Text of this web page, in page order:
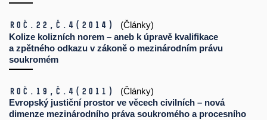
Roč.22, č.4 (2014)
(Články)
Kolize kolizních norem – aneb k úpravě kvalifikace
a zpětného odkazu v zákoně o mezinárodním právu
soukromém
Roč.19, č.4 (2011)
(Články)
Evropský justiční prostor ve věcech civilních – nová
dimenze mezinárodního práva soukromého a procesního